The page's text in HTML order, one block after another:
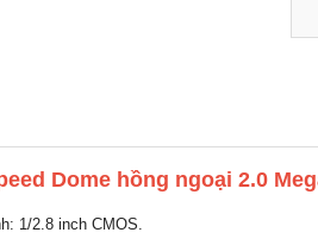
Dome hồng ngoại 2.0
1/2.8 inch CMOS.